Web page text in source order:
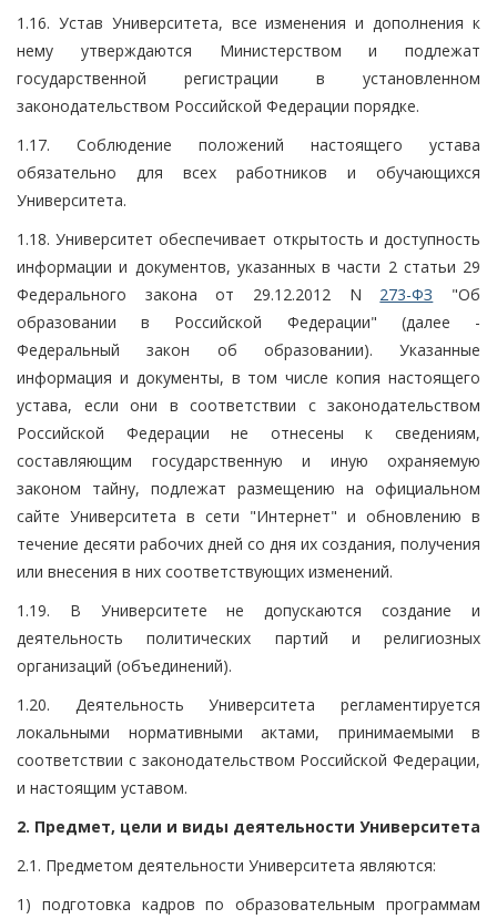
1.16. Устав Университета, все изменения и дополнения к
нему утверждаются Министерством и подлежат
государственной регистрации в установленном
законодательством Российской Федерации порядке.
1.17. Соблюдение положений настоящего устава
обязательно для всех работников и обучающихся
Университета.
1.18. Университет обеспечивает открытость и доступность
информации и документов, указанных в части 2 статьи 29
Федерального закона от 29.12.2012 N 273-ФЗ "Об
образовании в Российской Федерации" (далее -
Федеральный закон об образовании). Указанные
информация и документы, в том числе копия настоящего
устава, если они в соответствии с законодательством
Российской Федерации не отнесены к сведениям,
составляющим государственную и иную охраняемую
законом тайну, подлежат размещению на официальном
сайте Университета в сети "Интернет" и обновлению в
течение десяти рабочих дней со дня их создания, получения
или внесения в них соответствующих изменений.
1.19. В Университете не допускаются создание и
деятельность политических партий и религиозных
организаций (объединений).
1.20. Деятельность Университета регламентируется
локальными нормативными актами, принимаемыми в
соответствии с законодательством Российской Федерации,
и настоящим уставом.
2. Предмет, цели и виды деятельности Университета
2.1. Предметом деятельности Университета являются:
1) подготовка кадров по образовательным программам